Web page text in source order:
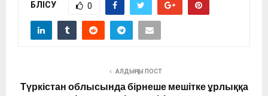
БӨЛІСУ 0
АЛДЫҢҒЫ ПОСТ
Түркістан облысында бірнеше мешітке ұрлыққа